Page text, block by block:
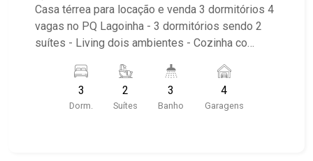
Casa térrea para locação e venda 3 dormitórios 4
vagas no PQ Lagoinha - 3 dormitórios sendo 2
suítes - Living dois ambientes - Cozinha co
Piscina - Banheiro social - Canil - 4 vagas sendo
2 cobertas - Portão eletrônico Próximo ao
Colégio Ressurreição, Paróquia Cristo
3
Dorm.
2
Suítes
3
Banho
4
Garagens